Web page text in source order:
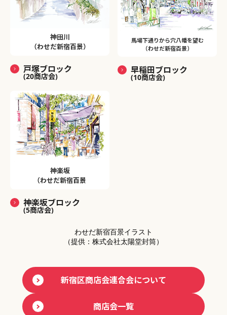
神田川
（わせだ新宿百景）
戸塚ブロック
(20商店会)
馬場下通りから穴八幡を望む
（わせだ新宿百景）
早稲田ブロック
(10商店会)
神楽坂
（わせだ新宿百景
神楽坂ブロック
(5商店会)
わせだ新宿百景イラスト
（提供：株式会社太陽堂封筒）
新宿区商店会連合会について
商店会一覧